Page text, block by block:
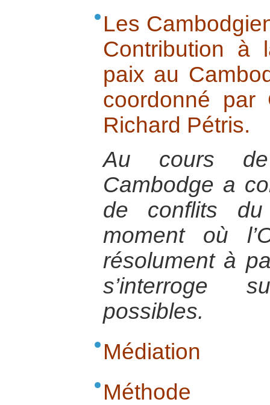
Les
Contribution à
paix au
coordonné par
Richard Pétris.
Au cours
Cambodge a
de conflits
moment où
résolument à
s’interroge
possibles.
Médiation
Méthode